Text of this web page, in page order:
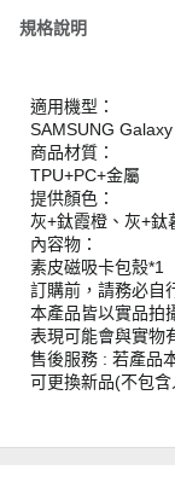
規格說明
適用機型：
SAMSUNG
商品材質：
TPU+PC+金屬
提供顏色：
灰+鈦霞橙、灰+鈦
內容物：
素皮磁吸卡包殼*1
訂購前，請務必自
本產品皆以實品拍
表現可能會與實物
售後服務 : 若產品
可更換新品(不包